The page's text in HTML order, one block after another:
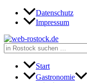
Zum
Inhalt
Datenschutz
Impressum
Search
for:
Start
Gastronomie